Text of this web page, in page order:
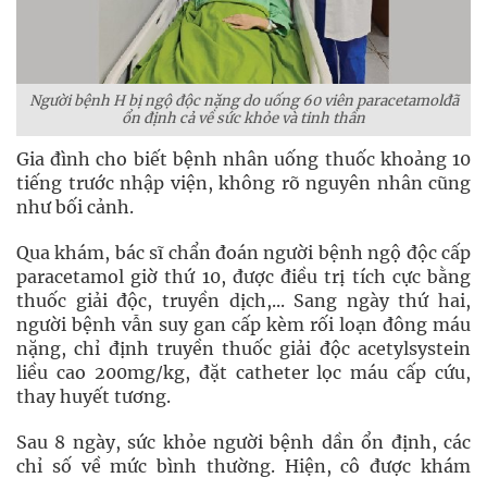
Người bệnh H bị ngộ độc nặng do uống 60 viên paracetamolđã
ổn định cả về sức khỏe và tinh thần
Gia đình cho biết bệnh nhân uống thuốc khoảng 10
tiếng trước nhập viện, không rõ nguyên nhân cũng
như bối cảnh.
Qua khám, bác sĩ chẩn đoán người bệnh ngộ độc cấp
paracetamol giờ thứ 10, được điều trị tích cực bằng
thuốc giải độc, truyền dịch,... Sang ngày thứ hai,
người bệnh vẫn suy gan cấp kèm rối loạn đông máu
nặng, chỉ định truyền thuốc giải độc acetylsystein
liều cao 200mg/kg, đặt catheter lọc máu cấp cứu,
thay huyết tương.
Sau 8 ngày, sức khỏe người bệnh dần ổn định, các
chỉ số về mức bình thường. Hiện, cô được khám